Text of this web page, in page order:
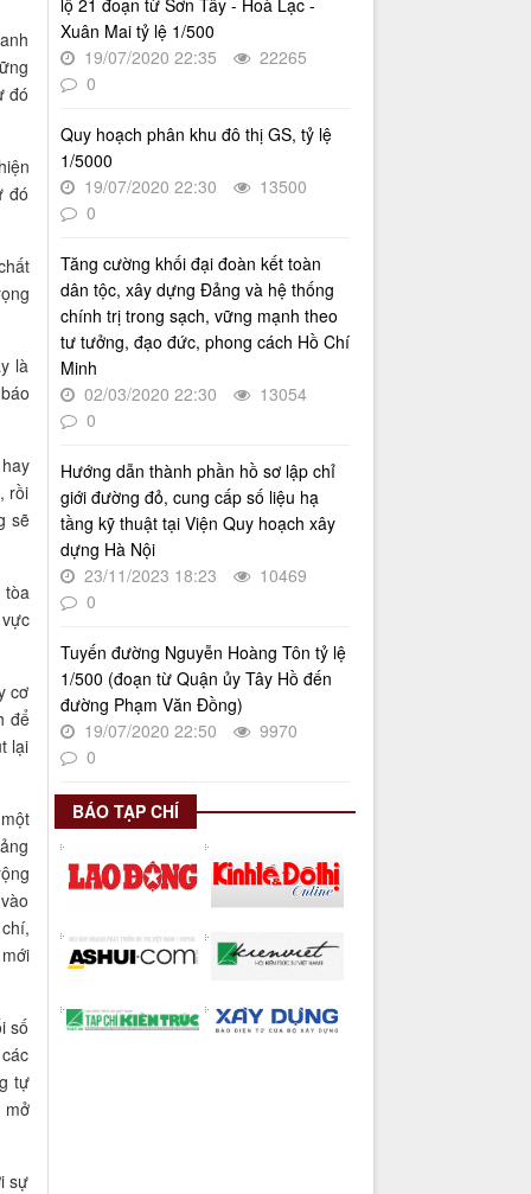
đó
đó
là
rồi
sẽ
tòa
cơ
để
lại
số
tự
mở
sự
Thời gian đăng: 16/07/2026
lượt xem: 76 | lượt tải:30
2512/QĐ-UBND
Phê duyệt Quy hoạch tổng thể Thủ
đô Hà Nội tầm nhìn 100 năm
Thời gian đăng: 14/05/2026
lượt xem: 1227 | lượt tải:743
Quyết định số 4386/QĐ-UBND v/v
Ban hành Kế hoạch thông tin,
tuyên truyền về cải cách hành
chính nhà nước thành phố Hà Nội
năm 2025
Thời gian đăng: 25/08/2025
lượt xem: 568 | lượt tải:266
Kế hoạch Triển khai Phong trào
"Bình dân học vụ số"
Thời gian đăng: 03/06/2025
lượt xem: 624 | lượt tải:268
Số 27/UBND-ĐT
34/2024/NQ-HĐND ngày
19/11/2024 của Hội đồng nhân dân
Thành phố.
Thời gian đăng: 08/01/2025
lượt xem: 948 | lượt tải:404
Xuân Mai tỷ lệ 1/500
19/07/2020 22:35
22265
0
Quy hoạch phân khu đô thị GS, tỷ lệ
1/5000
19/07/2020 22:30
13500
0
Tăng cường khối đại đoàn kết toàn
dân tộc, xây dựng Đảng và hệ thống
chính trị trong sạch, vững mạnh theo
tư tưởng, đạo đức, phong cách Hồ Chí
Minh
02/03/2020 22:30
13054
0
Hướng dẫn thành phần hồ sơ lập chỉ
giới đường đỏ, cung cấp số liệu hạ
tầng kỹ thuật tại Viện Quy hoạch xây
dựng Hà Nội
23/11/2023 18:23
10469
0
Tuyến đường Nguyễn Hoàng Tôn tỷ lệ
1/500 (đoạn từ Quận ủy Tây Hồ đến
đường Phạm Văn Đồng)
19/07/2020 22:50
9970
0
BÁO TẠP CHÍ